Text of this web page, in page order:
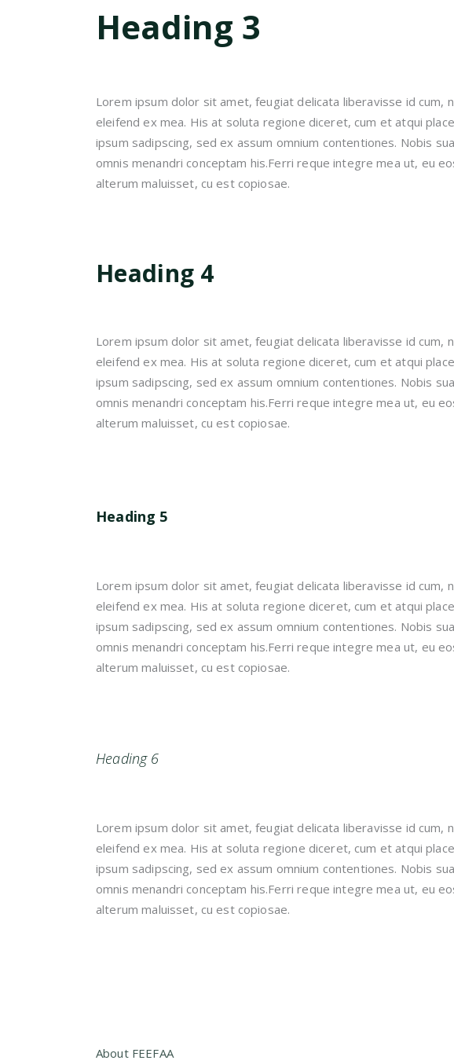
Heading 3
Lorem ipsum dolor sit amet, feugiat delicata liberavisse id
eleifend ex mea. His at soluta regione diceret, cum et atqui
ipsum sadipscing, sed ex assum omnium contentiones. Nobis
omnis menandri conceptam his.Ferri reque integre mea ut, eu
alterum maluisset, cu est copiosae.
Heading 4
Lorem ipsum dolor sit amet, feugiat delicata liberavisse id
eleifend ex mea. His at soluta regione diceret, cum et atqui
ipsum sadipscing, sed ex assum omnium contentiones. Nobis
omnis menandri conceptam his.Ferri reque integre mea ut, eu
alterum maluisset, cu est copiosae.
Heading 5
Lorem ipsum dolor sit amet, feugiat delicata liberavisse id
eleifend ex mea. His at soluta regione diceret, cum et atqui
ipsum sadipscing, sed ex assum omnium contentiones. Nobis
omnis menandri conceptam his.Ferri reque integre mea ut, eu
alterum maluisset, cu est copiosae.
Heading 6
Lorem ipsum dolor sit amet, feugiat delicata liberavisse id
eleifend ex mea. His at soluta regione diceret, cum et atqui
ipsum sadipscing, sed ex assum omnium contentiones. Nobis
omnis menandri conceptam his.Ferri reque integre mea ut, eu
alterum maluisset, cu est copiosae.
About FEEFAA